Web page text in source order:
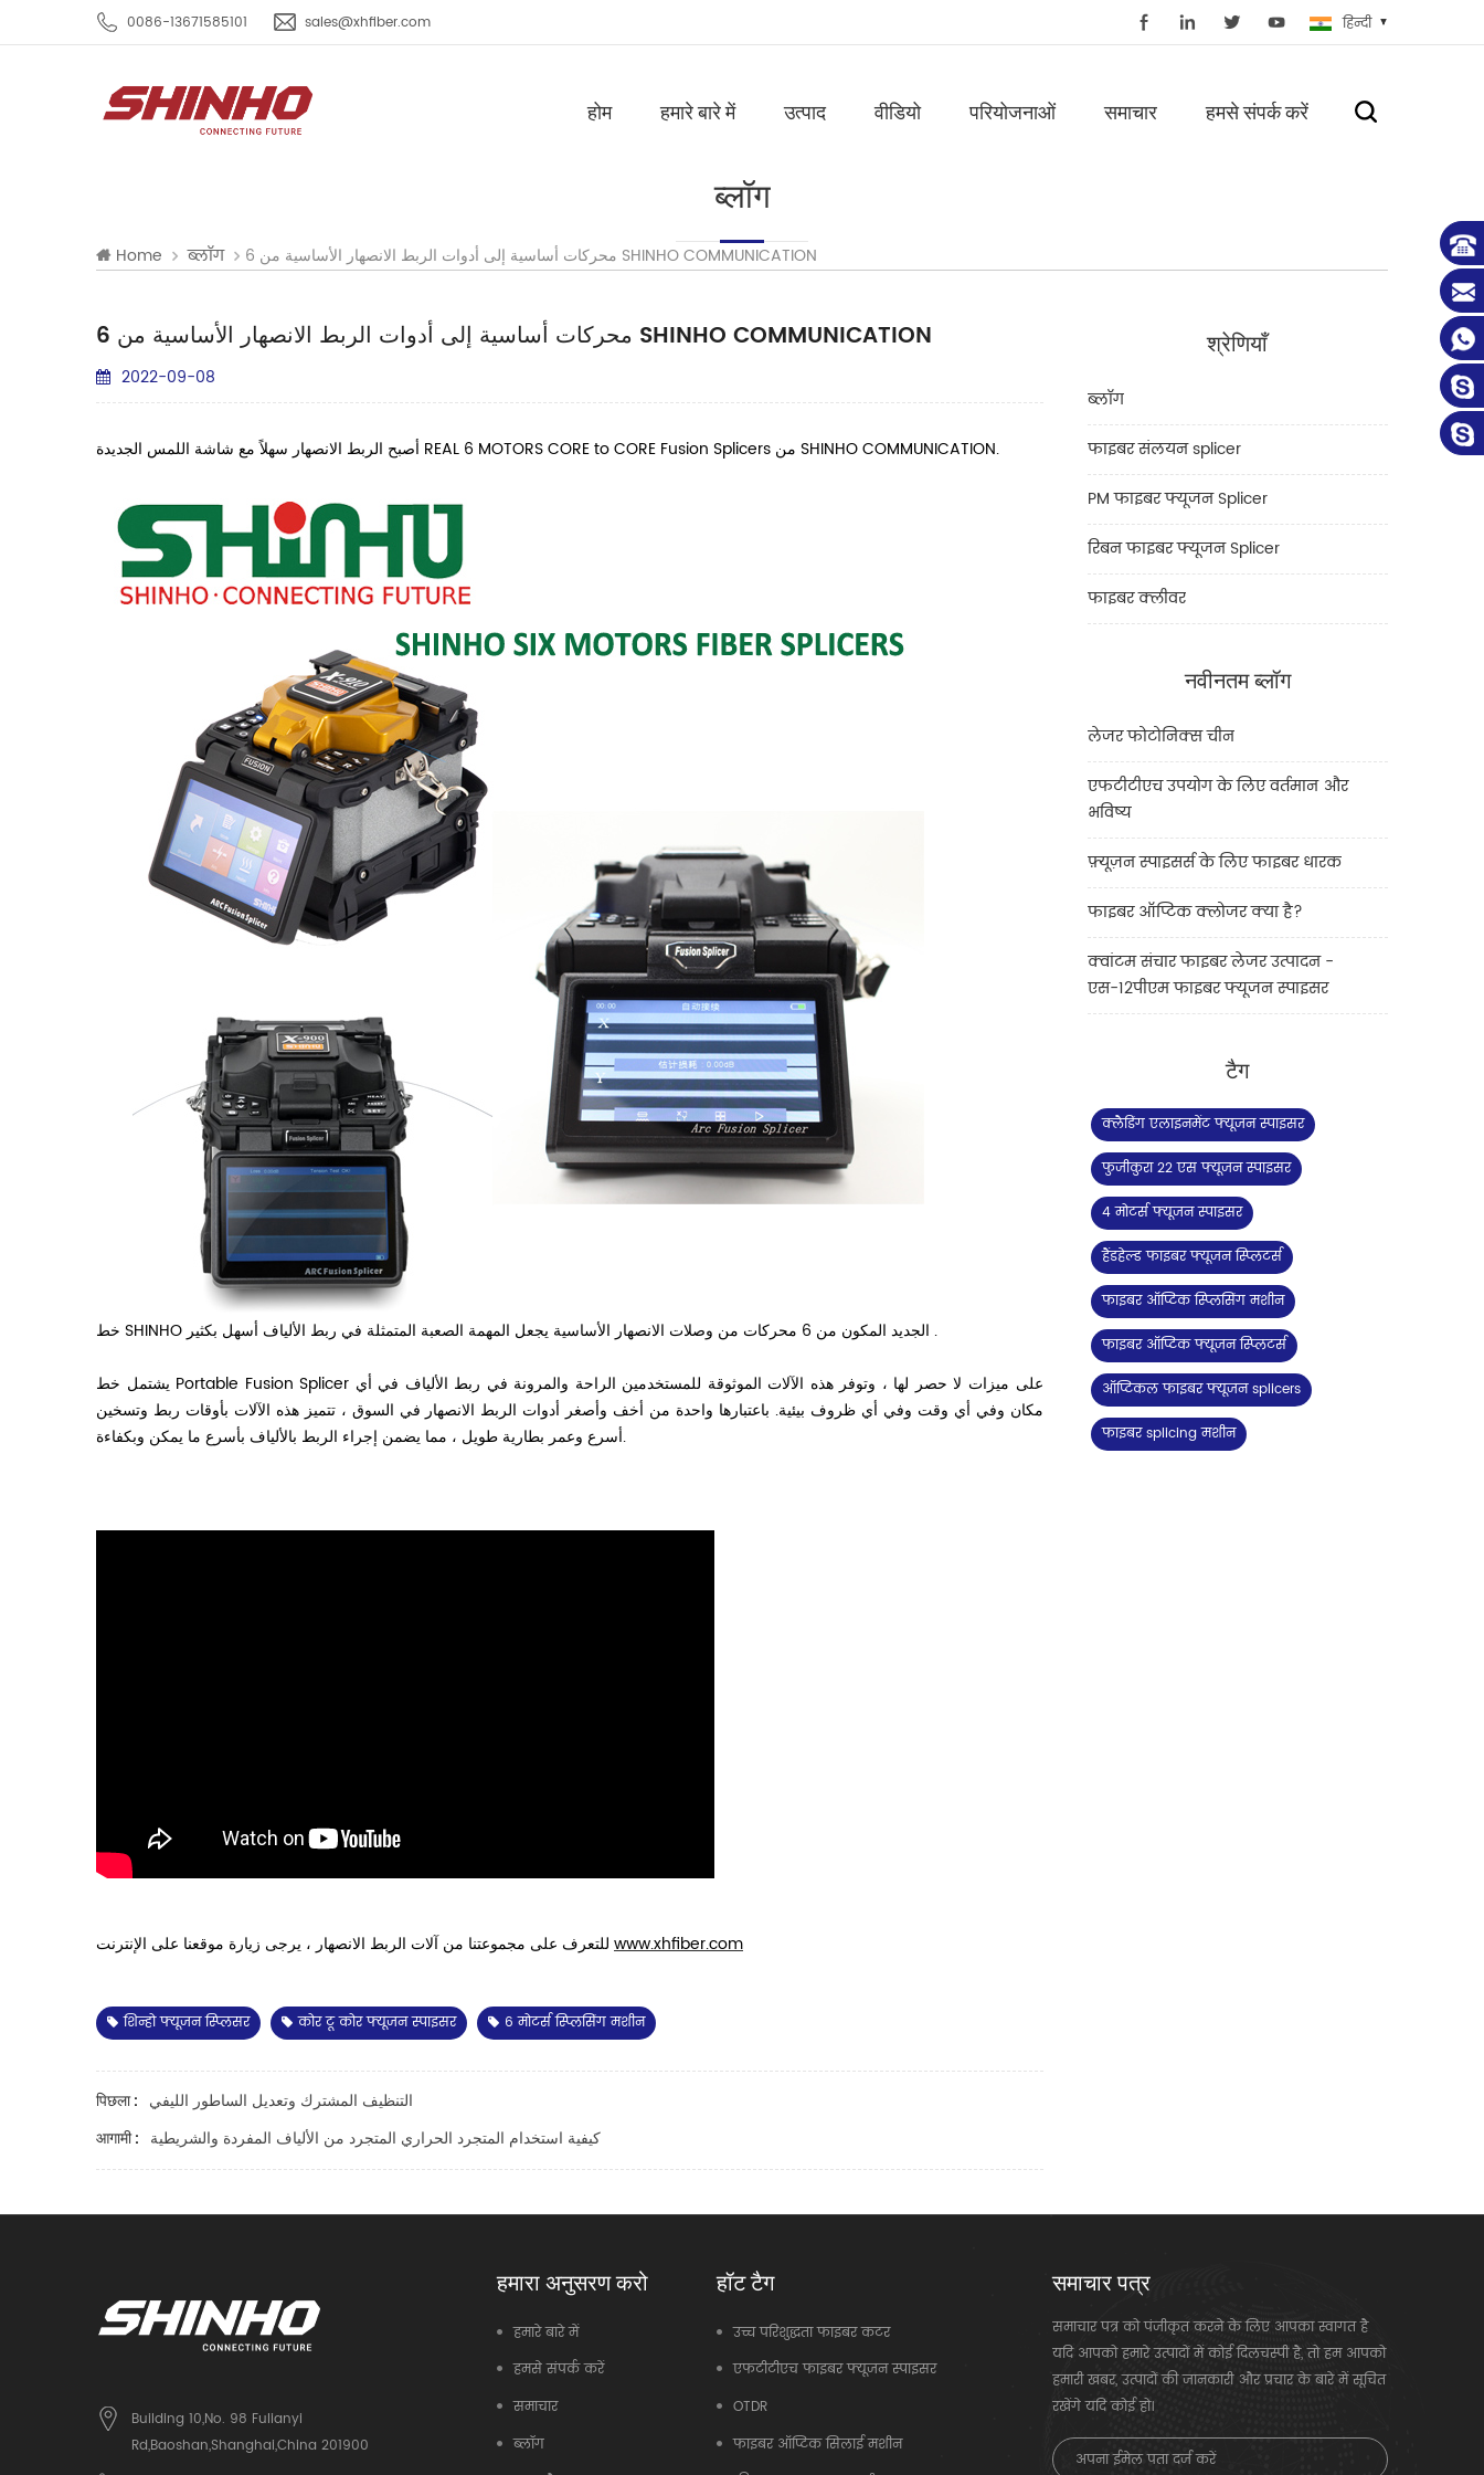
0086-13671585101 sales@xhfiber.com हिन्दी
होम हमारे बारे में उत्पाद वीडियो परियोजनाओं समाचार हमसे संपर्क करें
ब्लॉग
Home ब्लॉग 6 محركات أساسية إلى أدوات الربط الانصهار الأساسية من SHINHO COMMUNICATION
श्रेणियाँ
ब्लॉग
फाइबर संलयन splicer
PM फाइबर फ्यूजन Splicer
रिबन फाइबर फ्यूजन Splicer
फाइबर क्लीवर
नवीनतम ब्लॉग
लेजर फोटोनिक्स चीन
एफटीटीएच उपयोग के लिए वर्तमान और
भविष्य
फ़्यूज़न स्पाइसर्स के लिए फाइबर धारक
फाइबर ऑप्टिक क्लोजर क्या है?
क्वांटम संचार फाइबर लेजर उत्पादन -
एस-12पीएम फाइबर फ्यूजन स्पाइसर
टैग
क्लैडिंग एलाइनमेंट फ्यूजन स्पाइसर
फुजीकुरा 22 एस फ्यूजन स्पाइसर
4 मोटर्स फ्यूजन स्पाइसर
हैंडहेल्ड फाइबर फ्यूजन स्प्लिटर्स
फाइबर ऑप्टिक स्प्लिसिंग मशीन
फाइबर ऑप्टिक फ्यूजन स्प्लिटर्स
ऑप्टिकल फाइबर फ्यूजन splicers
फाइबर splicing मशीन
6 محركات أساسية إلى أدوات الربط الانصهار الأساسية من SHINHO COMMUNICATION
2022-09-08
أصبح الربط الانصهار سهلاً مع REAL 6 MOTORS CORE to CORE Fusion Splicers من SHINHO COMMUNICATION.
خط SHINHO الجديد المكون من 6 محركات من وصلات الانصهار الأساسية يجعل المهمة الصعبة المتمثلة في ربط الألياف أسهل بكثير .
يشتمل خط Portable Fusion Splicer على ميزات لا حصر لها ، وتوفر هذه الآلات الموثوقة للمستخدمين الراحة والمرونة في ربط الألياف في أي
مكان وفي أي وقت وفي أي ظروف بيئية. باعتبارها واحدة من أخف وأصغر أدوات الربط الانصهار في السوق ، تتميز هذه الآلات بأوقات ربط وتسخين
أسرع وعمر بطارية طويل ، مما يضمن إجراء الربط بالألياف بأسرع ما يمكن وبكفاءة.
www.xhfiber.com
शिन्हो फ्यूजन स्प्लिसर कोर टू कोर फ्यूजन स्पाइसर 6 मोटर्स स्प्लिसिंग मशीन
पिछला : التنظيف المشترك وتعديل الساطور الليفي
आगामी : كيفية استخدام المتجرد الحراري المتجرد من الألياف المفردة والشريطية
Building 10,No. 98 Fulianyi
Rd,Baoshan,Shanghai,China 201900
हमारा अनुसरण करो
हमारे बारे में
हमसे संपर्क करें
समाचार
ब्लॉग
हॉट टैग
उच्च परिशुद्धता फाइबर कटर
एफटीटीएच फाइबर फ्यूजन स्पाइसर
OTDR
फाइबर ऑप्टिक सिलाई मशीन
समाचार पत्र
समाचार पत्र को पंजीकृत करने के लिए आपका स्वागत है
यदि आपको हमारे उत्पादों में कोई दिलचस्पी है, तो हम आपको
हमारी खबर, उत्पादों की जानकारी और प्रचार के बारे में सूचित
रखेंगे यदि कोई हो।